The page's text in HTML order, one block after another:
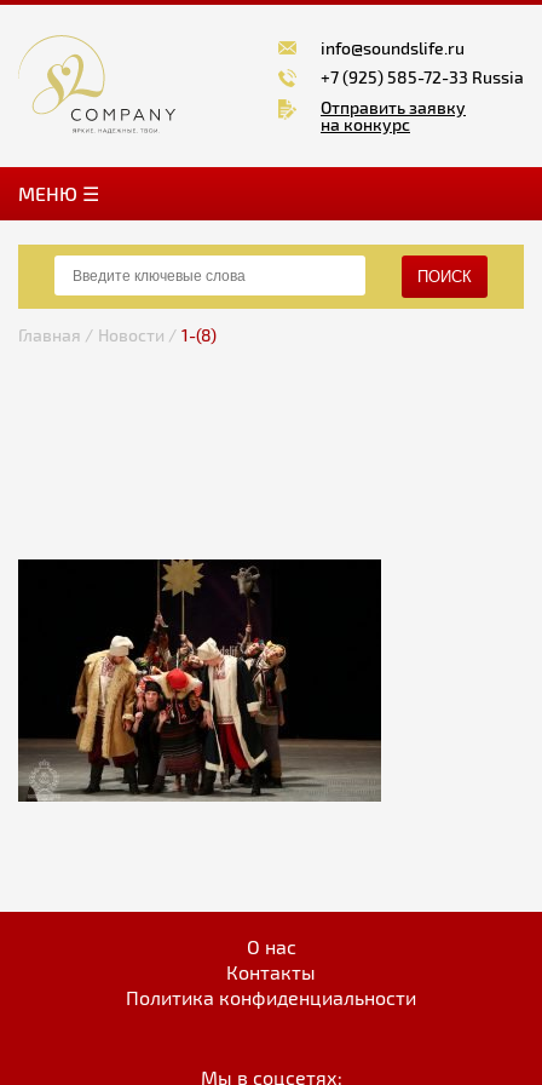
info@soundslife.ru
+7 (925) 585-72-33 Russia
Отправить заявку
на конкурс
MЕНЮ ☰
ПОИСК
Главная / Новости / 1-(8)
О нас
Контакты
Политика конфиденциальности
Мы в соцсетях: